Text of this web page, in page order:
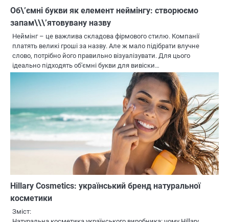
Об\’ємні букви як елемент неймінгу: створюємо
запам\\\’ятовувану назву
Неймінг – це важлива складова фірмового стилю. Компанії
платять великі гроші за назву. Але ж мало підібрати влучне
слово, потрібно його правильно візуалізувати. Для цього
ідеально підходять об'ємні букви для вивіски…
Hillary Cosmetics: український бренд натуральної
косметики
Зміст: